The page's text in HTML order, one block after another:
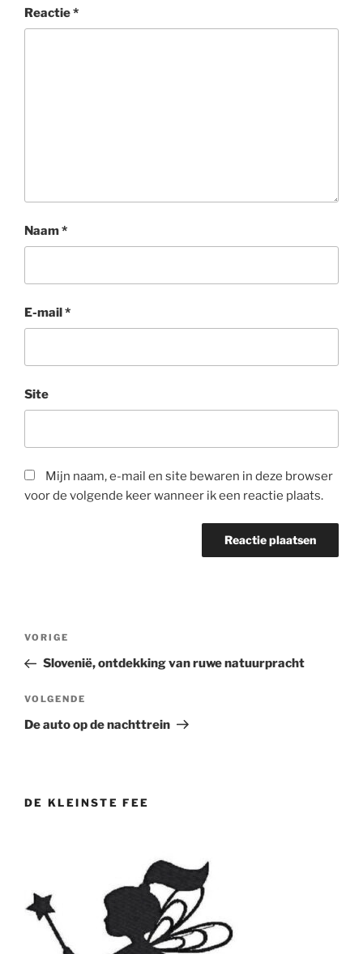
Reactie*
Naam*
E-mail*
Site
Mijn naam, e-mail en site bewaren in deze browser
voor de volgende keer wanneer ik een reactie plaats.
Bericht
Vorig
bericht
VORIGE
Slovenië, ontdekking van ruwe natuurpracht
Volgend
bericht
VOLGENDE
De auto op de nachttrein
DE KLEINSTE FEE